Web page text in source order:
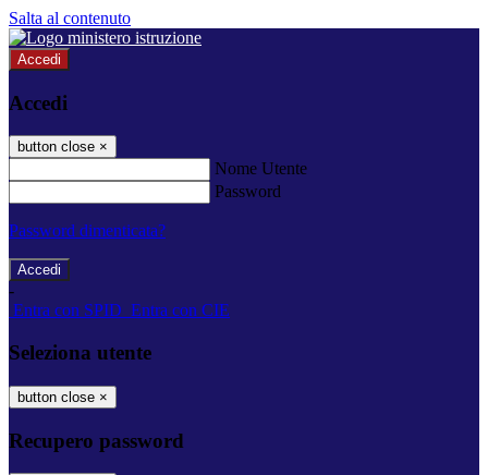
Salta al contenuto
Accedi
Accedi
button close ×
Nome Utente
Password
Password dimenticata?
-
Entra con SPID Entra con CIE
Seleziona utente
button close ×
Recupero password